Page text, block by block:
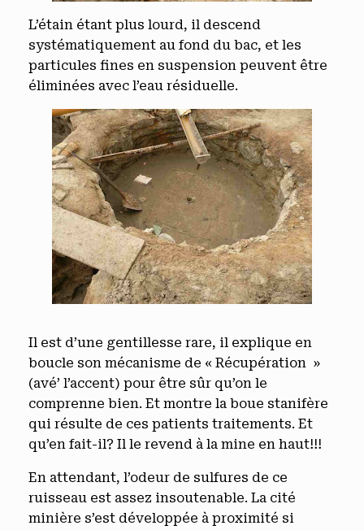
L’étain étant plus lourd, il descend
systématiquement au fond du bac, et les
particules fines en suspension peuvent être
éliminées avec l’eau résiduelle.
Il est d’une gentillesse rare, il explique en
boucle son mécanisme de « Récupération »
(avé’ l’accent) pour être sûr qu’on le
comprenne bien. Et montre la boue stanifère
qui résulte de ces patients traitements. Et
qu’en fait-il? Il le revend à la mine en haut!!!
En attendant, l’odeur de sulfures de ce
ruisseau est assez insoutenable. La cité
minière s’est développée à proximité si